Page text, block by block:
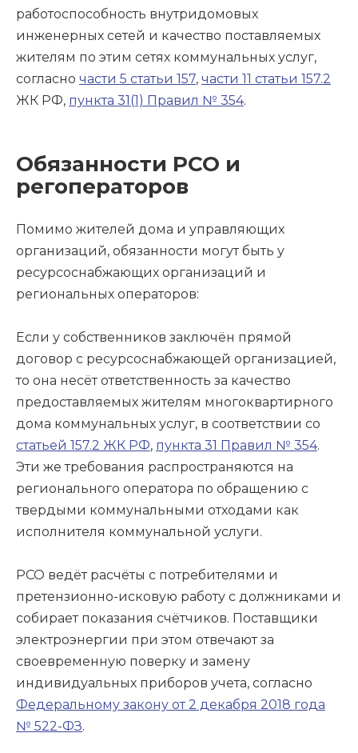
работоспособность внутридомовых
инженерных сетей и качество поставляемых
жителям по этим сетях коммунальных услуг,
согласно части 5 статьи 157, части 11 статьи 157.2
ЖК РФ, пункта 31(1) Правил № 354.
Обязанности РСО и
регоператоров
Помимо жителей дома и управляющих
организаций, обязанности могут быть у
ресурсоснабжающих организаций и
региональных операторов:
Если у собственников заключён прямой
договор с ресурсоснабжающей организацией,
то она несёт ответственность за качество
предоставляемых жителям многоквартирного
дома коммунальных услуг, в соответствии со
статьей 157.2 ЖК РФ, пункта 31 Правил № 354.
Эти же требования распространяются на
регионального оператора по обращению с
твердыми коммунальными отходами как
исполнителя коммунальной услуги.
РСО ведёт расчёты с потребителями и
претензионно-исковую работу с должниками и
собирает показания счётчиков. Поставщики
электроэнергии при этом отвечают за
своевременную поверку и замену
индивидуальных приборов учета, согласно
Федеральному закону от 2 декабря 2018 года
№ 522-ФЗ.